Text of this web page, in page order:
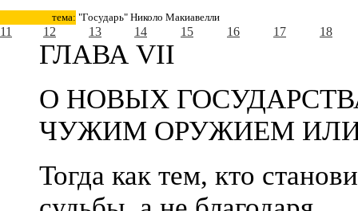
тема: "Государь" Николо Макиавелли
11 12 13 14 15 16 17 18
ГЛАВА VII
О НОВЫХ
ЧУЖИМ ОРУЖИЕМ
Тогда как тем, кто